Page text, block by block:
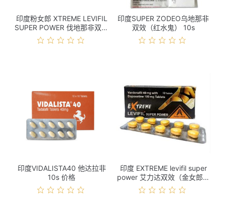
印度粉女郎 XTREME LEVIFIL
SUPER POWER 伐地那非双效
10s 价格
印度SUPER ZODEO乌地那非
双效（红水鬼） 10s
印度VIDALISTA40 他达拉非
10s 价格
印度 EXTREME levifil super
power 艾力达双效（金女郎）
10s 价格